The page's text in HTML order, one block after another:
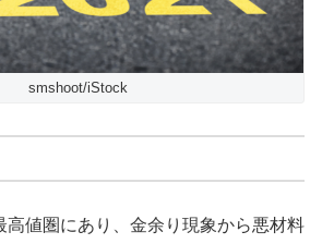
smshoot/iStock
高値圏にあり、金余り現象から悪材料